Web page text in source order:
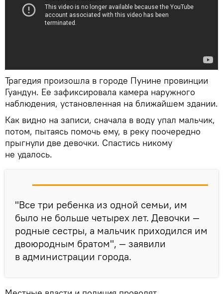
Трагедия произошла в городе Пунине провинции
Гуандун. Ее зафиксировала камера наружного
наблюдения, установленная на ближайшем здании.
Как видно на записи, сначала в воду упал мальчик,
потом, пытаясь помочь ему, в реку поочередно
прыгнули две девочки. Спастись никому
не удалось.
"Все три ребенка из одной семьи, им
было не больше четырех лет. Девочки —
родные сестры, а мальчик приходился им
двоюродным братом", — заявили
в администрации города.